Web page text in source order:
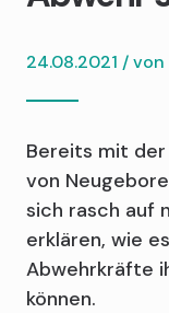
24.08.2021 / von
Bereits mit
von
sich rasch auf
erklären, wie
Abwehrkräfte
können.